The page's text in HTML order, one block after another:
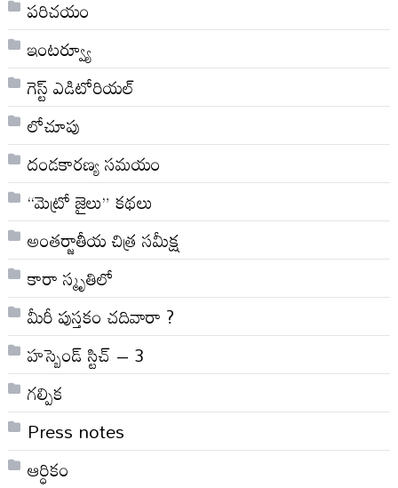
పరిచయం
ఇంటర్వ్యూ
గెస్ట్ ఎడిటోరియల్
లోచూపు
దండకారణ్య సమయం
“మెట్రో జైలు” కథలు
అంతర్జాతీయ చిత్ర సమీక్ష
కారా స్మృతిలో
మీరీ పుస్తకం చదివారా ?
హస్బెండ్ స్టిచ్ – 3
గల్పిక
Press notes
ఆర్ధికం